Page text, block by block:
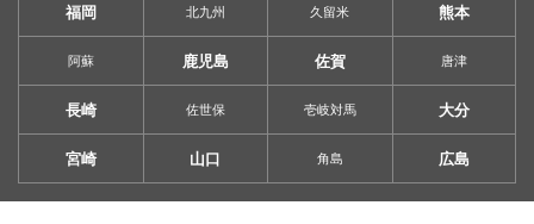
福岡 北九州 久留米 熊本
阿蘇 鹿児島 佐賀 唐津
長崎 佐世保 壱岐対馬 大分
宮崎 山口 角島 広島